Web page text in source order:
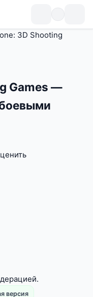
3D Shooting
Games —
версия